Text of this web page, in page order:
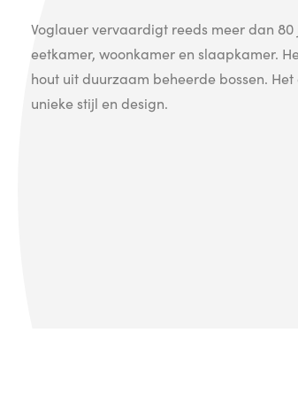
Voglauer vervaardigt reeds meer dan
eetkamer, woonkamer en slaapkamer.
hout uit duurzaam beheerde bossen.
unieke stijl en design.